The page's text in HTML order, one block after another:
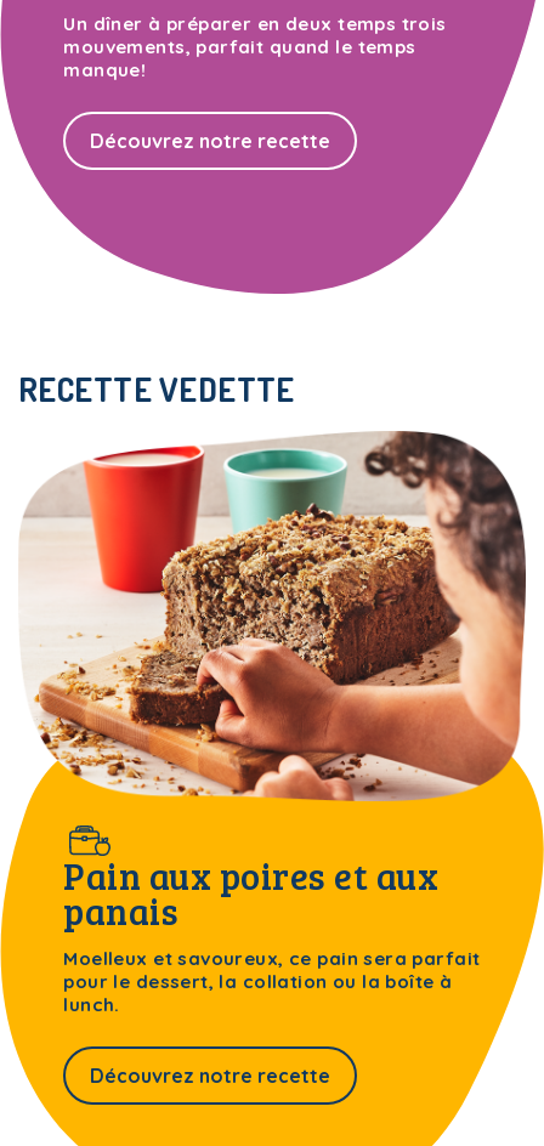
Un dîner à préparer en deux temps trois
mouvements, parfait quand le temps
manque!
Découvrez notre recette
RECETTE VEDETTE
Pain aux poires et aux
panais
Moelleux et savoureux, ce pain sera parfait
pour le dessert, la collation ou la boîte à
lunch.
Découvrez notre recette